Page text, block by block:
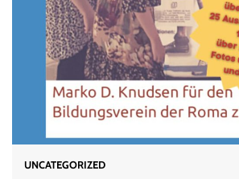
UNCATEGORIZED